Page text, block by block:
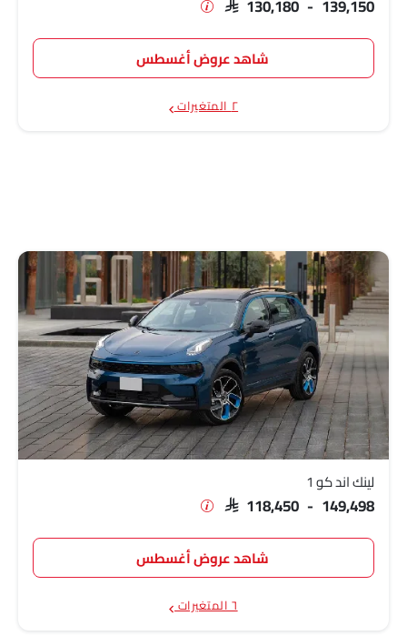
SAR 130,180 - 139,150
شاهد عروض أغسطس
٢ المتغيرات
لينك اند كو 1
SAR 118,450 - 149,498
شاهد عروض أغسطس
٦ المتغيرات